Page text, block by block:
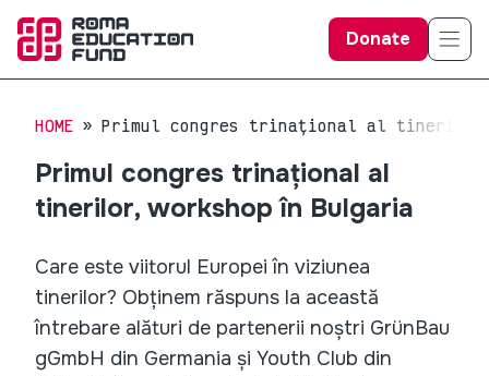
Donate
HOME Primul congres trinațional al
Primul congres trinațional al
tinerilor, workshop în Bulgaria
Care este viitorul Europei în viziunea
tinerilor? Obținem răspuns la această
întrebare alături de partenerii noștri GrünBau
gGmbH din Germania și Youth Club din